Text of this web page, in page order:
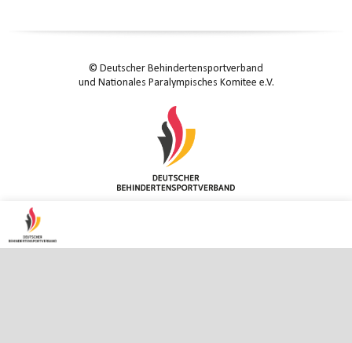
© Deutscher Behindertensportverband
und Nationales Paralympisches Komitee e.V.